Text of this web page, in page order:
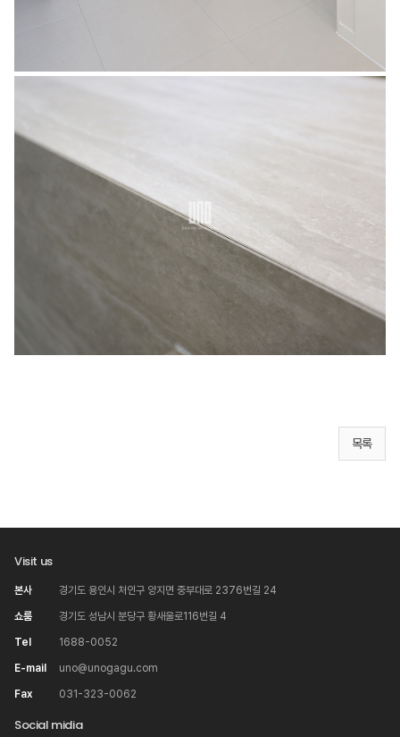
목록
Visit us
본사 경기도 용인시 처인구 양지면 중부대로 2376번길 24
쇼룸 경기도 성남시 분당구 황새울로116번길 4
Tel 1688-0052
E-mail uno@unogagu.com
Fax 031-323-0062
Social midia